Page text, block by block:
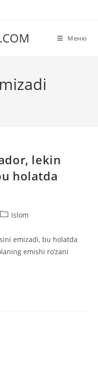
Меню
lekin
holatda
Рубрика
Islom
emizadi, bu holatda
emishi ro‘zani